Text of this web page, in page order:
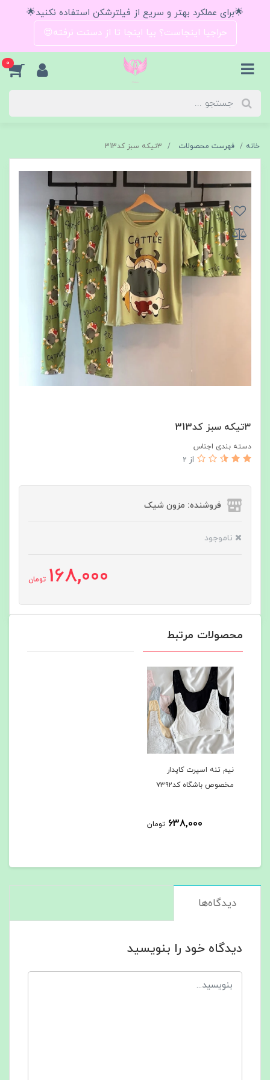
🌟برای عملکرد بهتر و سریع از فیلترشکن استفاده نکنید🌟
حراجیا اینجاست؟ بیا اینجا تا از دستت نرفته😍
0
خانه فهرست محصولات ٣تيكه سبز كد313
٣تيكه سبز كد313
دسته بندی اجناس
از 2
فروشنده: مزون شیک
ناموجود
168,000 تومان
محصولات مرتبط
نیم تنه اسپرت کاپدار
مخصوص باشگاه کد۷۳۹۲
638,000 تومان
دیدگاه‌ها
دیدگاه خود را بنویسید